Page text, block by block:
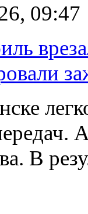
09:47
В